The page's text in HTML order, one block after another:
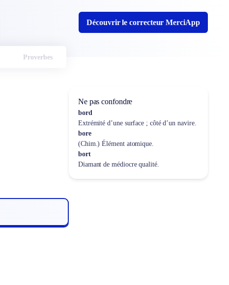
Découvrir le correcteur MerciApp
Proverbes
Ne pas confondre
bord
Extrémité d’une surface ; côté d’un navire.
bore
(Chim.) Élément atomique.
bort
Diamant de médiocre qualité.